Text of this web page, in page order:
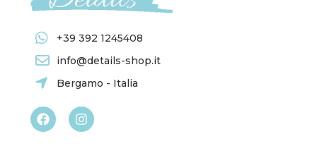
+39 392 1245408
info@details-shop.it
Bergamo - Italia